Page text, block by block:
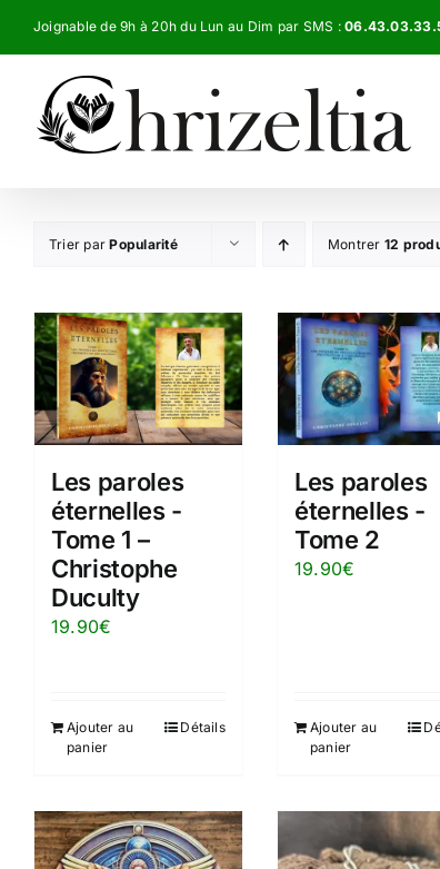
contenu
Joignable de 9h à 20h du Lun au Dim par SMS :
Trier parPopularité Montrer 12
Les paroles
éternelles -
Tome 1 –
Christophe
Duculty
19.90€
Ajouter au
panier
Détails
Les paroles
éternelles -
Tome 2
19.90€
Ajouter au
panier